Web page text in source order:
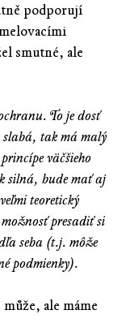
podporují
smutné, ale
To je dosť
slabá, tak má malý
väčšieho
silná, bude mať aj
teoretický
presadiť si
seba (t.j. môže
podmienky).
ale máme